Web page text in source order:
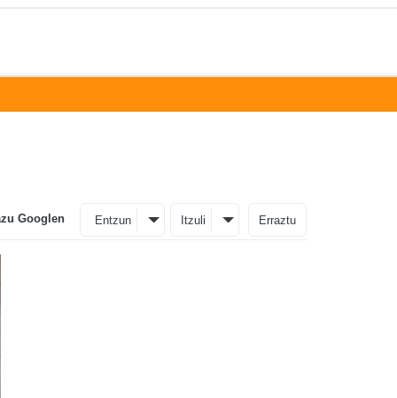
Googlen Entzun Itzuli Erraztu